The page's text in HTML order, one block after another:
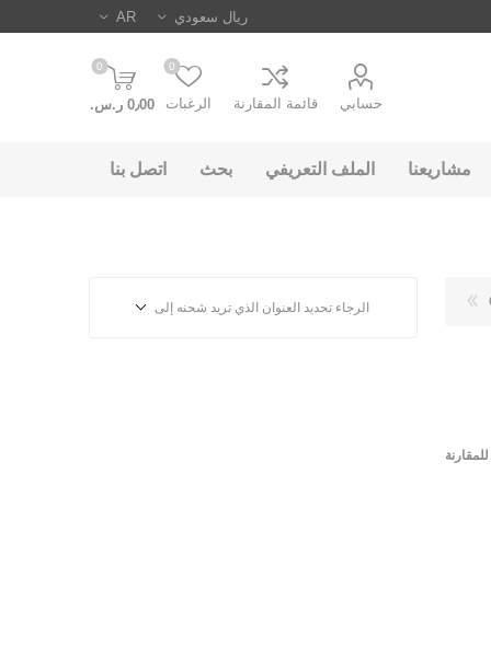
حسابي قائمة المقارنة الرغبات
0
0
0٫00 ر.س.‏
مشاريعنا الملف التعريفي بحث اتصل بنا
الرجاء تحديد العنوان الذي تريد شحنه إلى